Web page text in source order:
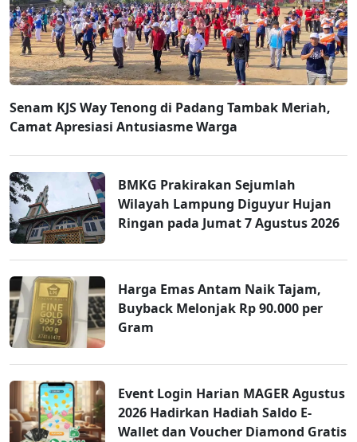
Senam KJS Way Tenong di Padang Tambak Meriah,
Camat Apresiasi Antusiasme Warga
BMKG Prakirakan Sejumlah
Wilayah Lampung Diguyur Hujan
Ringan pada Jumat 7 Agustus 2026
Harga Emas Antam Naik Tajam,
Buyback Melonjak Rp 90.000 per
Gram
Event Login Harian MAGER Agustus
2026 Hadirkan Hadiah Saldo E-
Wallet dan Voucher Diamond Gratis